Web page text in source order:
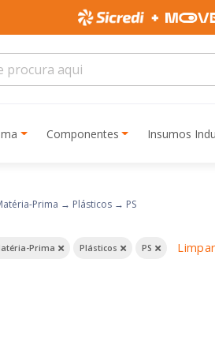
Componentes Insumos
Prima → Plásticos → PS
Prima Plásticos PS